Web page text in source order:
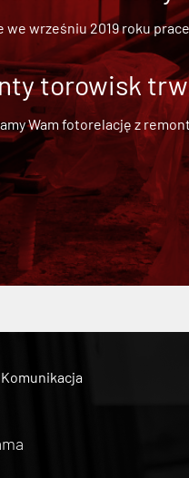
we wrześniu 2019 roku
torowisk
Wam fotorelację z